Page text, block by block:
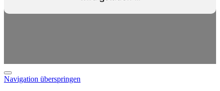
Navigation überspringen